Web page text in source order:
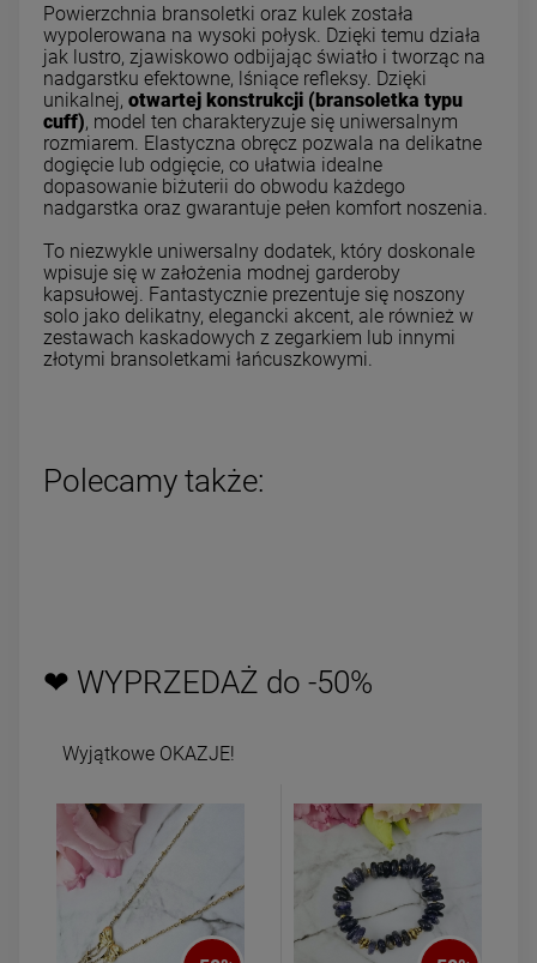
Powierzchnia bransoletki oraz kulek została
wypolerowana na wysoki połysk. Dzięki temu działa
jak lustro, zjawiskowo odbijając światło i tworząc na
nadgarstku efektowne, lśniące refleksy. Dzięki
unikalnej, otwartej konstrukcji (bransoletka typu
cuff), model ten charakteryzuje się uniwersalnym
rozmiarem. Elastyczna obręcz pozwala na delikatne
dogięcie lub odgięcie, co ułatwia idealne
dopasowanie biżuterii do obwodu każdego
nadgarstka oraz gwarantuje pełen komfort noszenia.
To niezwykle uniwersalny dodatek, który doskonale
wpisuje się w założenia modnej garderoby
kapsułowej. Fantastycznie prezentuje się noszony
solo jako delikatny, elegancki akcent, ale również w
zestawach kaskadowych z zegarkiem lub innymi
złotymi bransoletkami łańcuszkowymi.
Polecamy także:
❤ WYPRZEDAŻ do -50%
Wyjątkowe OKAZJE!